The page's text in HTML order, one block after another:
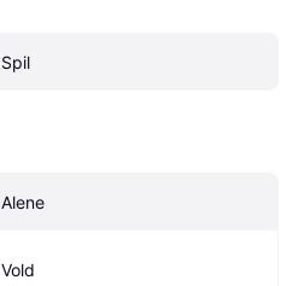
Spil
Alene
Vold